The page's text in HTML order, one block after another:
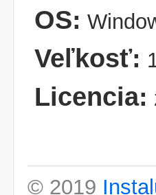
OS:
Veľkosť:
Licencia:
© 2019